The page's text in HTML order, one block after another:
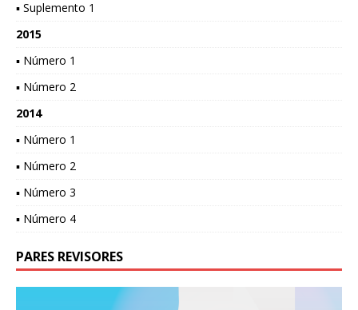
▪ Suplemento 1
2015
▪ Número 1
▪ Número 2
2014
▪ Número 1
▪ Número 2
▪ Número 3
▪ Número 4
PARES REVISORES